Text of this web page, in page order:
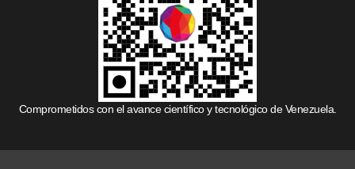
Comprometidos con el avance científico y tecnológico de Venezuela.